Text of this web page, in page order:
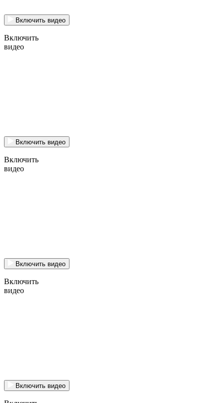
Включить видео
Включить
видео
Включить видео
Включить
видео
Включить видео
Включить
видео
Включить видео